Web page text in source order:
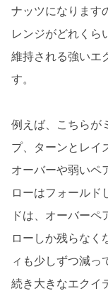
ナッツになります
レンジがどれくら
維持される強いエ
す。
例えば、こちらが
プ、ターンとレイ
オーバーや弱いペ
ローはフォールド
ドは、オーバー
ローしか残らなく
ィも少しずつ減っ
続き大きなエクイ